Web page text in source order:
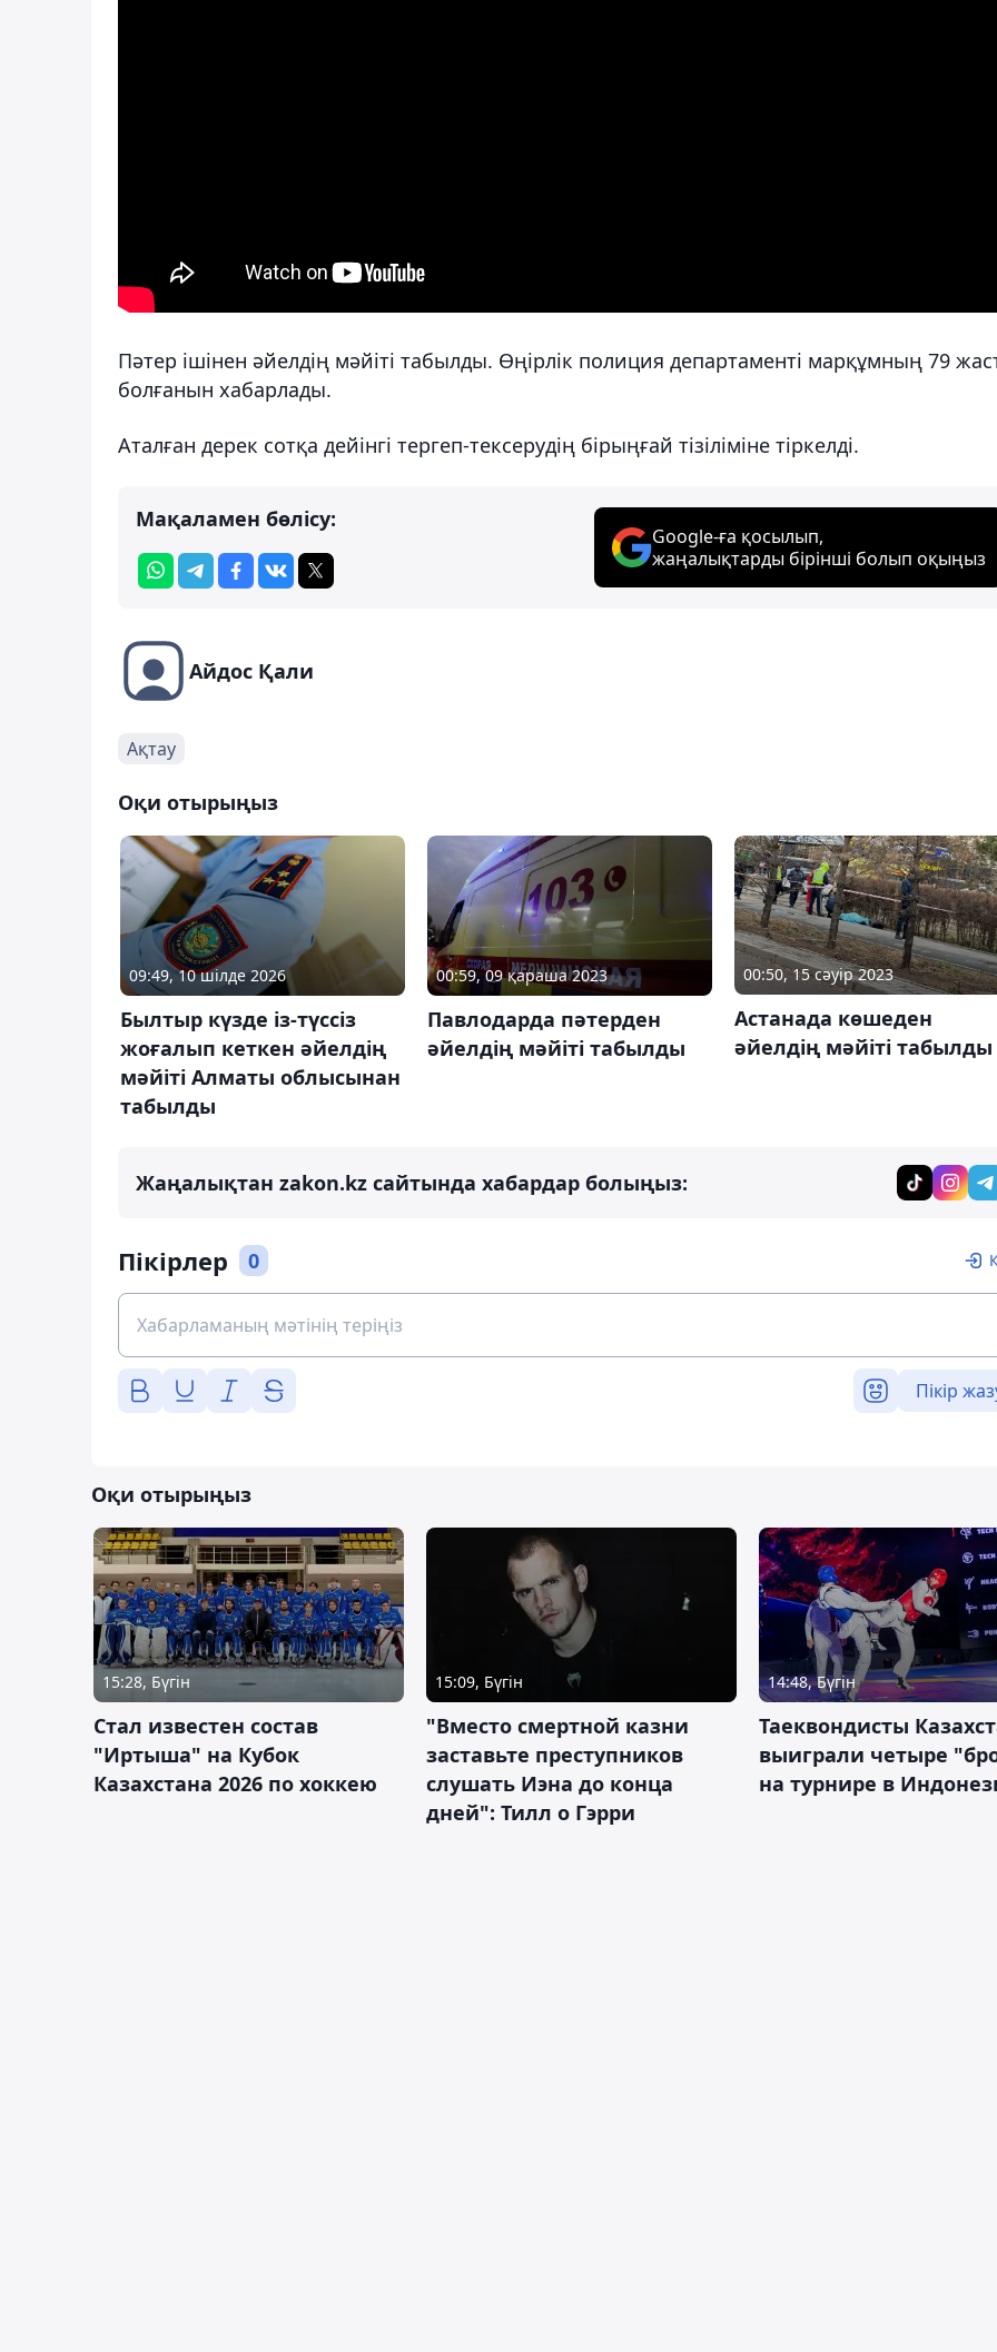
Пәтер ішінен әйелдің мәйіті табылды. Өңірлік полиция департаменті марқұмның 79
болғанын хабарлады.
Аталған дерек сотқа дейінгі тергеп-тексерудің бірыңғай тізіліміне тіркелді.
Мақаламен бөлісу:
Google-ға қосылып,
жаңалықтарды бірінші болып оқыңыз
Айдос Қали
Ақтау
Оқи отырыңыз
09:49, 10 шілде 2026
Былтыр күзде із-түссіз
жоғалып кеткен әйелдің
мәйіті Алматы облысынан
табылды
00:59, 09 қараша 2023
Павлодарда пәтерден
әйелдің мәйіті табылды
00:50, 15 сәуір 2023
Астанада көшеден
әйелдің мәйіті табылды
Жаңалықтан zakon.kz сайтында хабардар болыңыз:
Пікірлер 0
Пікір
Оқи отырыңыз
15:28, Бүгін
Стал известен состав
"Иртыша" на Кубок
Казахстана 2026 по хоккею
15:09, Бүгін
"Вместо смертной казни
заставьте преступников
слушать Иэна до конца
дней": Тилл о Гэрри
14:48, Бүгін
Таеквондисты
выиграли четыре
на турнире в